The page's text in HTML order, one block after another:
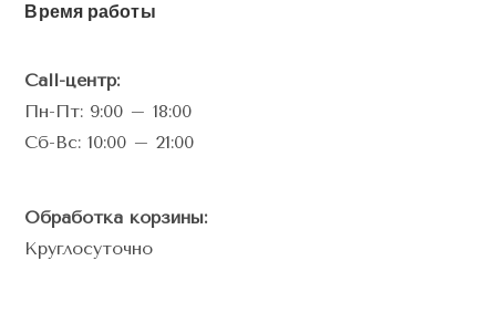
Время работы
Call-центр:
Пн-Пт: 9:00 – 18:00
Сб-Вс: 10:00 – 21:00
Обработка корзины:
Круглосуточно